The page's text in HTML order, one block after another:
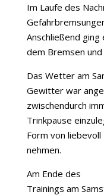
Im Laufe des
Anschließend
dem Bremsen
Das Wetter am
Gewitter war
zwischendurch
Trinkpause
Form von
nehmen.
Am Ende des
Trainings am